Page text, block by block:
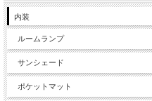
内装
ルームランプ
サンシェード
ポケットマット